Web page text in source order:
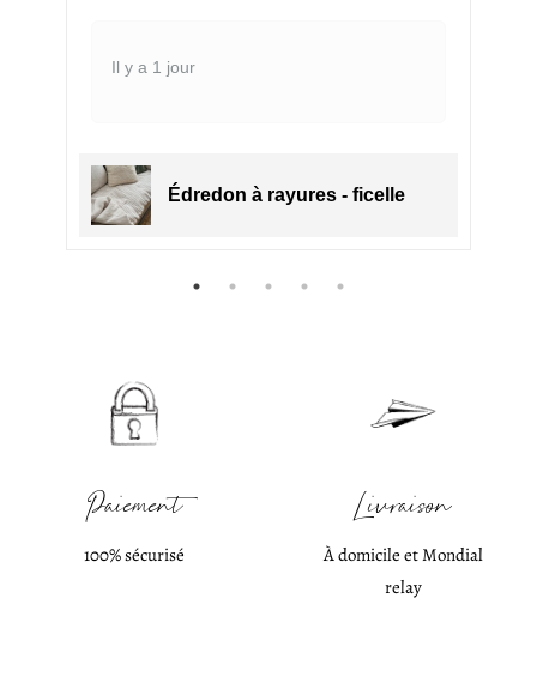
Il y a 1 jour
Édredon à rayures - ficelle
Paiement
100% sécurisé
Livraison
À domicile et Mondial
relay